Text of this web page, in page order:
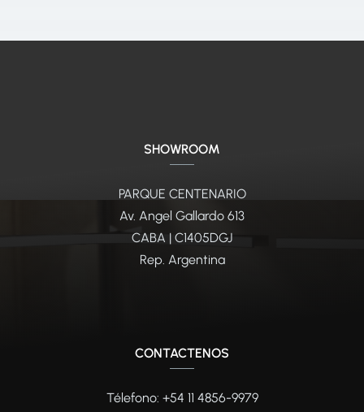
SHOWROOM
PARQUE CENTENARIO
Av. Angel Gallardo 613
CABA | C1405DGJ
Rep. Argentina
CONTACTENOS
Télefono: +54 11 4856-9979